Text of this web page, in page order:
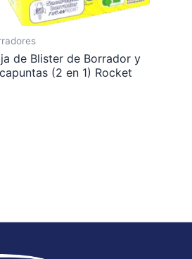
de Blister de Borrador y
(2 en 1) Rocket